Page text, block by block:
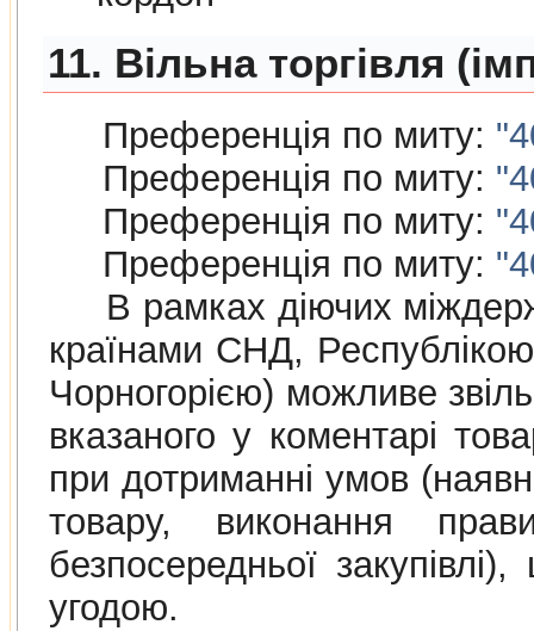
11. Вільна торгівля
Преференція по миту:
Преференція по миту:
Преференція по миту:
Преференція по миту:
В рамках дiючих
країнами СНД,
Чорногорією) можливе
вказаного у коментарі
при дотриманні умов
товару, виконання
безпосередньої
угодою.